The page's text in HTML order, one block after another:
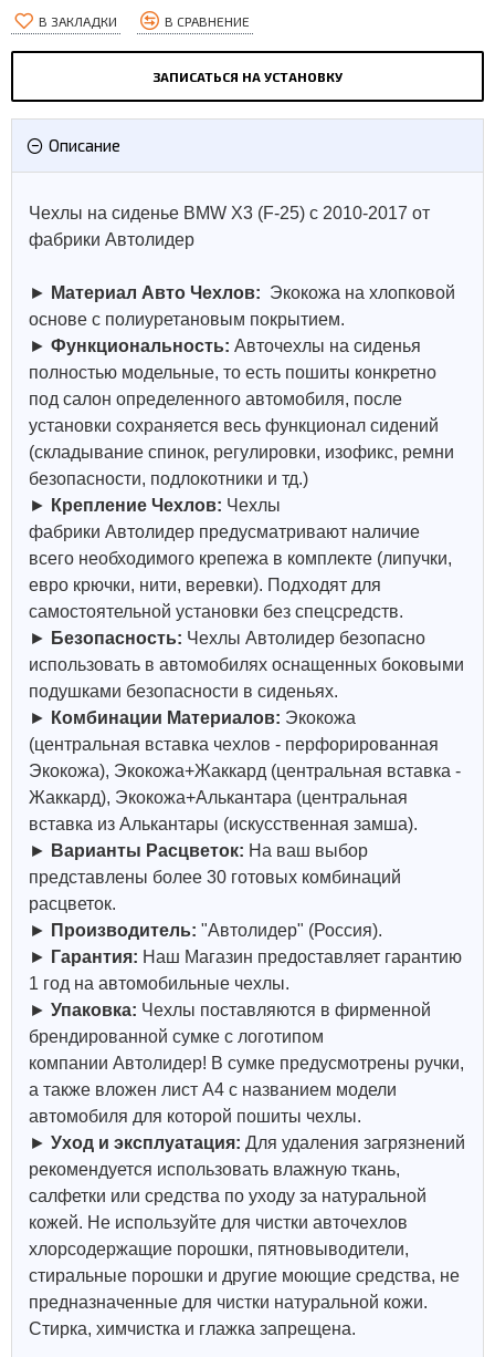
В ЗАКЛАДКИ В СРАВНЕНИЕ
ЗАПИСАТЬСЯ НА УСТАНОВКУ
Описание
Чехлы на сиденье BMW X3 (F-25) с 2010-2017 от
фабрики Автолидер
► Материал Авто Чехлов: Экокожа на хлопковой
основе с полиуретановым покрытием.
► Функциональность: Авточехлы на сиденья
полностью модельные, то есть пошиты конкретно
под салон определенного автомобиля, после
установки сохраняется весь функционал сидений
(складывание спинок, регулировки, изофикс, ремни
безопасности, подлокотники и тд.)
► Крепление Чехлов: Чехлы
фабрики Автолидер предусматривают наличие
всего необходимого крепежа в комплекте (липучки,
евро крючки, нити, веревки). Подходят для
самостоятельной установки без спецсредств.
► Безопасность: Чехлы Автолидер безопасно
использовать в автомобилях оснащенных боковыми
подушками безопасности в сиденьях.
► Комбинации Материалов: Экокожа
(центральная вставка чехлов - перфорированная
Экокожа), Экокожа+Жаккард (центральная вставка -
Жаккард), Экокожа+Алькантара (центральная
вставка из Алькантары (искусственная замша).
► Варианты Расцветок: На ваш выбор
представлены более 30 готовых комбинаций
расцветок.
► Производитель: "Автолидер" (Россия).
► Гарантия: Наш Магазин предоставляет гарантию
1 год на автомобильные чехлы.
► Упаковка: Чехлы поставляются в фирменной
брендированной сумке с логотипом
компании Автолидер! В сумке предусмотрены ручки,
а также вложен лист А4 с названием модели
автомобиля для которой пошиты чехлы.
► Уход и эксплуатация: Для удаления загрязнений
рекомендуется использовать влажную ткань,
салфетки или средства по уходу за натуральной
кожей. Не используйте для чистки авточехлов
хлорсодержащие порошки, пятновыводители,
стиральные порошки и другие моющие средства, не
предназначенные для чистки натуральной кожи.
Стирка, химчистка и глажка запрещена.